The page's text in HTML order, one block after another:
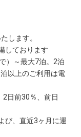
します。
しております
）～最大7泊。2泊
以上のご利用は電
日前30％、前日
び、直近3ヶ月に運